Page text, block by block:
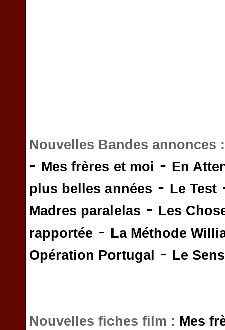
Nouvelles Bandes annonces
- Mes frères et moi - En
plus belles années - Le Test
Madres paralelas - Les
rapportée - La Méthode
Opération Portugal
- Le
Nouvelles fiches film : Mes